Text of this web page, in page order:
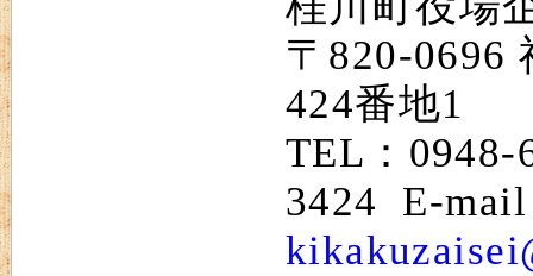
〒820-0696
424番地1
TEL：0948-
3424 E-